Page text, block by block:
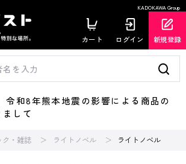
KADOKAWA Group
カート ログイン 新規登録
和8年熊本地震の影響による商品の
して
ク・雑誌 ライトノベル ライトノベル